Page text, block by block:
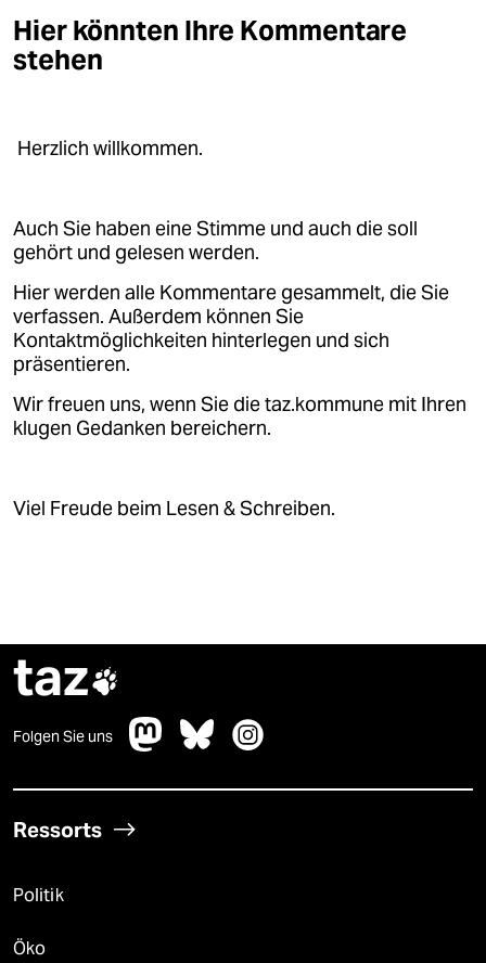
Hier könnten Ihre Kommentare
stehen
Herzlich willkommen.
Auch Sie haben eine Stimme und auch die soll
gehört und gelesen werden.
Hier werden alle Kommentare gesammelt, die Sie
verfassen. Außerdem können Sie
Kontaktmöglichkeiten hinterlegen und sich
präsentieren.
Wir freuen uns, wenn Sie die taz.kommune mit Ihren
klugen Gedanken bereichern.
Viel Freude beim Lesen & Schreiben.
taz
Folgen Sie uns
Ressorts
Politik
Öko